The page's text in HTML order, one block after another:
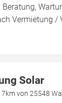
Vermietung
Solar
von 25548